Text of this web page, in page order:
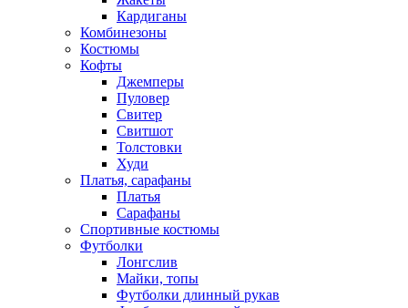
Кардиганы
Комбинезоны
Костюмы
Кофты
Джемперы
Пуловер
Свитер
Свитшот
Толстовки
Худи
Платья, сарафаны
Платья
Сарафаны
Спортивные костюмы
Футболки
Лонгслив
Майки, топы
Футболки длинный рукав